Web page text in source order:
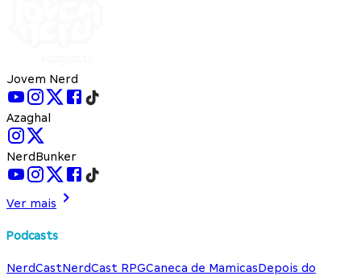
Jovem Nerd
Azaghal
NerdBunker
Ver mais
Podcasts
NerdCastNerdCast RPGCaneca de MamicasDepois do